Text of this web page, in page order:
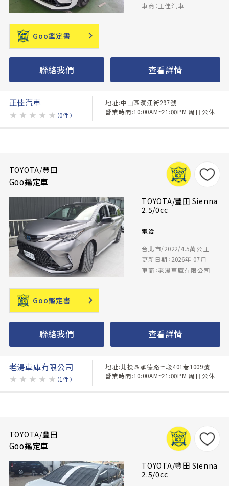
車商：正佳汽車
Goo鑑定書
聯絡我們 查看詳情
正佳汽車
★ ★ ★ ★ ★ （0件）
地址:中山區濱江街297號
營業時間:10:00AM~21:00PM 周日公休
TOYOTA/豐田
Goo鑑定車
TOYOTA/豐田 Sienna
2.5/0cc
電洽
台北市/2022/4.5萬公里
更新日期：2026年 07月
車商：老湯車庫有限公司
Goo鑑定書
聯絡我們 查看詳情
老湯車庫有限公司
★ ★ ★ ★ ★ （1件）
地址:北投區承德路七段401巷1009號
營業時間:10:00AM~21:00PM 周日公休
TOYOTA/豐田
Goo鑑定車
TOYOTA/豐田 Sienna
2.5/0cc